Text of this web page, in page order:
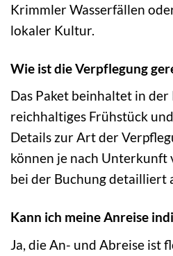
Krimmler Wasserfällen
lokaler Kultur.
Wie ist die Verpflegung
Das Paket beinhaltet in der
reichhaltiges Frühstück
Details zur Art der
können je nach
bei der Buchung detailliert
Kann ich meine Anreise
Ja, die An- und Abreise ist